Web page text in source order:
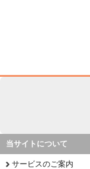
当サイトについて
サービスのご案内